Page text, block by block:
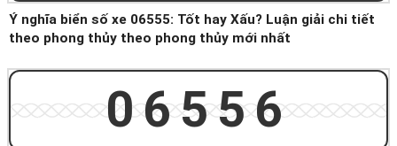
Ý nghĩa biển số xe 06555: Tốt hay Xấu? Luận giải chi tiết
theo phong thủy theo phong thủy mới nhất
06556